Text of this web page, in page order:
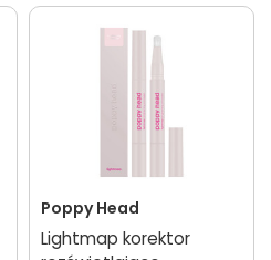
Poppy Head
Lightmap korektor